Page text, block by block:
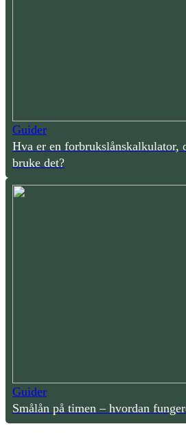
Guider
Hva er en forbrukslånskalkulator,
bruke det?
Guider
Smålån på timen – hvordan